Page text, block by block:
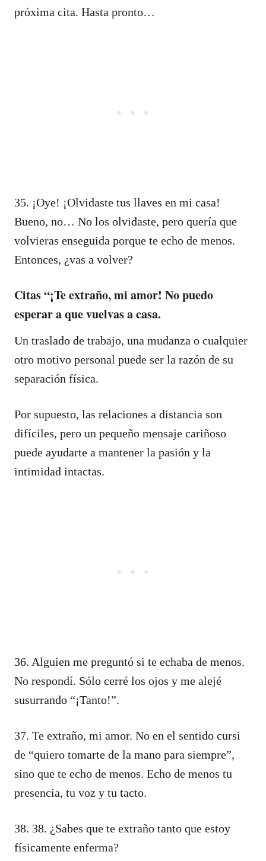
próxima cita. Hasta pronto…
35. ¡Oye! ¡Olvidaste tus llaves en mi casa!
Bueno, no… No los olvidaste, pero quería que
volvieras enseguida porque te echo de menos.
Entonces, ¿vas a volver?
Citas “¡Te extraño, mi amor! No puedo
esperar a que vuelvas a casa.
Un traslado de trabajo, una mudanza o cualquier
otro motivo personal puede ser la razón de su
separación física.
Por supuesto, las relaciones a distancia son
difíciles, pero un pequeño mensaje cariñoso
puede ayudarte a mantener la pasión y la
intimidad intactas.
36. Alguien me preguntó si te echaba de menos.
No respondí. Sólo cerré los ojos y me alejé
susurrando “¡Tanto!”.
37. Te extraño, mi amor. No en el sentido cursi
de “quiero tomarte de la mano para siempre”,
sino que te echo de menos. Echo de menos tu
presencia, tu voz y tu tacto.
38. 38. ¿Sabes que te extraño tanto que estoy
físicamente enferma?